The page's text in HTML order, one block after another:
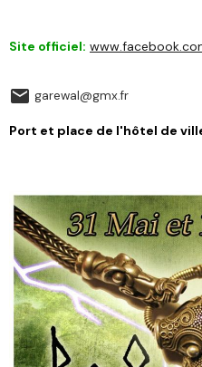
Site officiel:
garewal@gmx.fr
Port et place de l'hôtel de